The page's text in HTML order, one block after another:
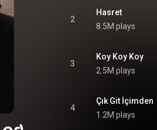
2
Hasret
8.5M plays
3
Koy Koy Koy
2.5M plays
4
Çık Git İçimden
1.2M plays